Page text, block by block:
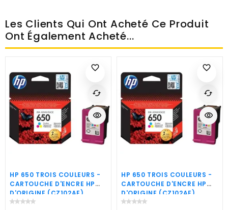
Les Clients Qui Ont Acheté Ce Produit
Ont Également Acheté...
favorite_border
HP 650 TROIS COULEURS -
CARTOUCHE D'ENCRE HP
D'ORIGINE (CZ102AE)
cached
visibility
favorite_border
HP 650 TROIS COULEURS -
CARTOUCHE D'ENCRE HP
D'ORIGINE (CZ102AE)
cached
visibility